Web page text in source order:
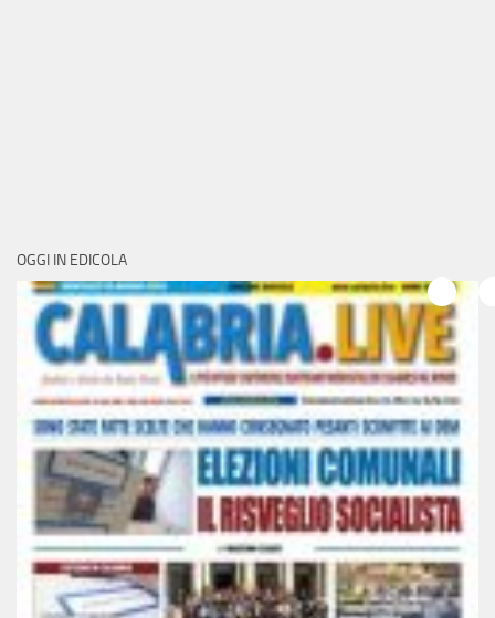
OGGI IN EDICOLA